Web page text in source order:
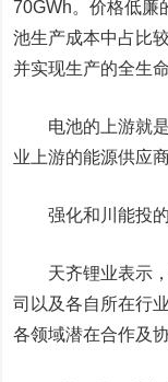
70GWh。价格低廉
池生产成本中占比
并实现生产的全生
电池的上游就是
业上游的能源供应商
强化和川能投的
天齐锂业表示，
司以及各自所在行
各领域潜在合作及